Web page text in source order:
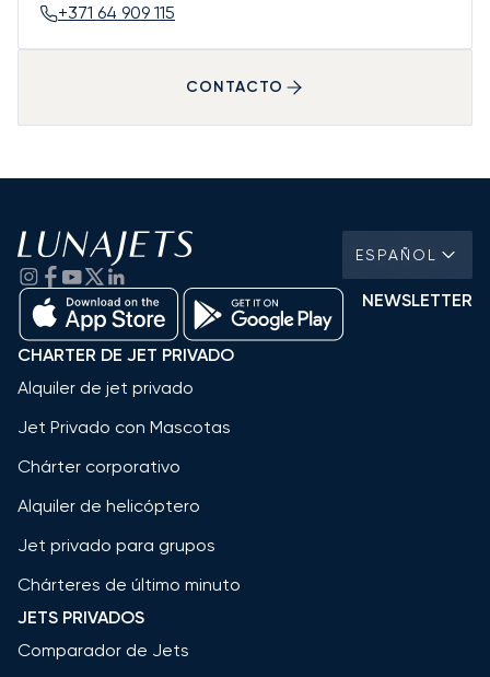
+371 64 909 115
CONTACTO
ESPAÑOL
NEWSLETTER
CHARTER DE JET PRIVADO
Alquiler de jet privado
Jet Privado con Mascotas
Chárter corporativo
Alquiler de helicóptero
Jet privado para grupos
Chárteres de último minuto
JETS PRIVADOS
Comparador de Jets